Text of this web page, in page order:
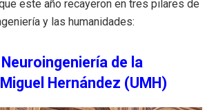
este año recayeron en tres pilares de
y las humanidades:
de la
Hernández (UMH)